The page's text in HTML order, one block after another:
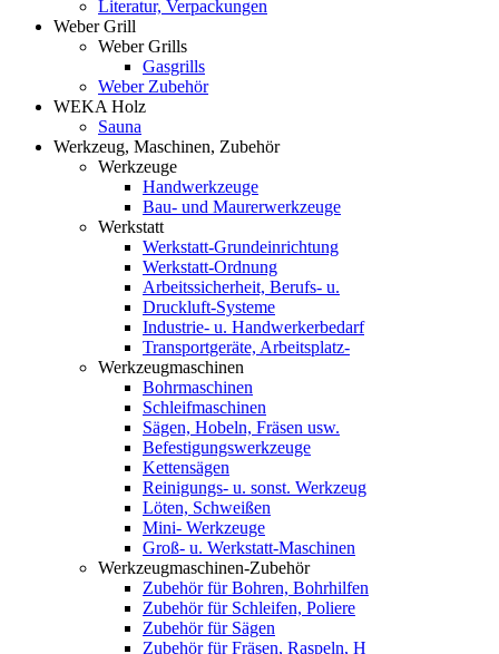
Literatur, Verpackungen
Weber Grill
Weber Grills
Gasgrills
Weber Zubehör
WEKA Holz
Sauna
Werkzeug, Maschinen, Zubehör
Werkzeuge
Handwerkzeuge
Bau- und Maurerwerkzeuge
Werkstatt
Werkstatt-Grundeinrichtung
Werkstatt-Ordnung
Arbeitssicherheit, Berufs- u.
Druckluft-Systeme
Industrie- u. Handwerkerbedarf
Transportgeräte, Arbeitsplatz-
Werkzeugmaschinen
Bohrmaschinen
Schleifmaschinen
Sägen, Hobeln, Fräsen usw.
Befestigungswerkzeuge
Kettensägen
Reinigungs- u. sonst. Werkzeug
Löten, Schweißen
Mini- Werkzeuge
Groß- u. Werkstatt-Maschinen
Werkzeugmaschinen-Zubehör
Zubehör für Bohren, Bohrhilfen
Zubehör für Schleifen, Poliere
Zubehör für Sägen
Zubehör für Fräsen, Raspeln, H